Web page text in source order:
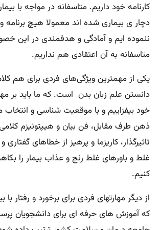
کارنامه خود داریم. متاسفانه در مواجه با
دچار ی بیماری شده اند معمولا هیچ
ننموده ایم و آمادگی و هدفمندی در این
متاسفانه به آن اعتقادی هم نداریم.
یکی از مهمترین ویژگی‌های فردی برای هم
دانستن علم زبان بدن است. که ما باید بر
خود بیفزاییم و با موقعیت شناسی و انتخاب
ذهن طرف مقابل، فن بیان و هیپتونیزم
تاثیرگذار، کاریزما و پرهیز از خطاهای
غلط و باورهای غلط رنج و عذاب بیمار را
کنیم.
از دیگر مهارتهای فردی برای برخورد و رفتار
که آموزش های حرفه ای برای دانشجویان